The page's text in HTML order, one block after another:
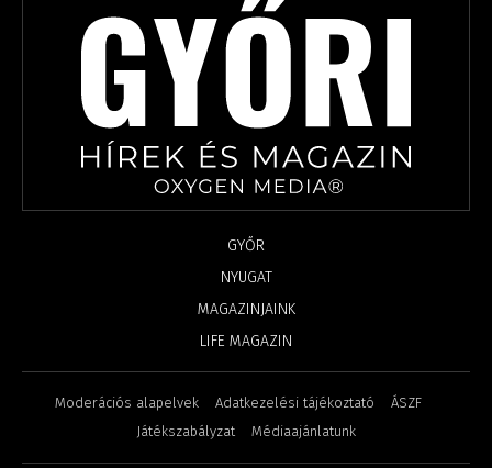
GYŐR
NYUGAT
MAGAZINJAINK
LIFE MAGAZIN
Moderációs alapelvek Adatkezelési tájékoztató
ÁSZF
Játékszabályzat
Médiaajánlatunk